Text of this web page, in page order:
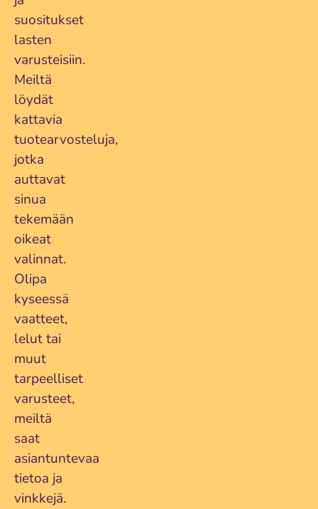
suositukset
lasten
varusteisiin.
Meiltä
löydät
kattavia
tuotearvosteluja,
jotka
auttavat
sinua
tekemään
oikeat
valinnat.
Olipa
kyseessä
vaatteet,
lelut tai
muut
tarpeelliset
varusteet,
meiltä
saat
asiantuntevaa
tietoa ja
vinkkejä.